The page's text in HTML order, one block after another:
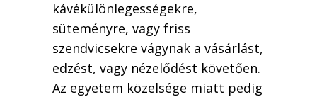
kávékülönlegességekre,
süteményre, vagy friss
szendvicsekre vágynak a vásárlást,
edzést, vagy nézelődést követően.
Az egyetem közelsége miatt pedig